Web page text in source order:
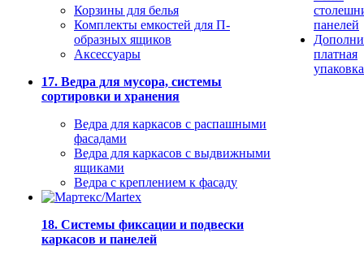
Корзины для белья
Комплекты емкостей для П-
образных ящиков
Аксессуары
17. Ведра для мусора, системы
сортировки и хранения
Ведра для каркасов с распашными
фасадами
Ведра для каркасов с выдвижными
ящиками
Ведра с креплением к фасаду
18. Системы фиксации и подвески
каркасов и панелей
панелей
платная
упаковка